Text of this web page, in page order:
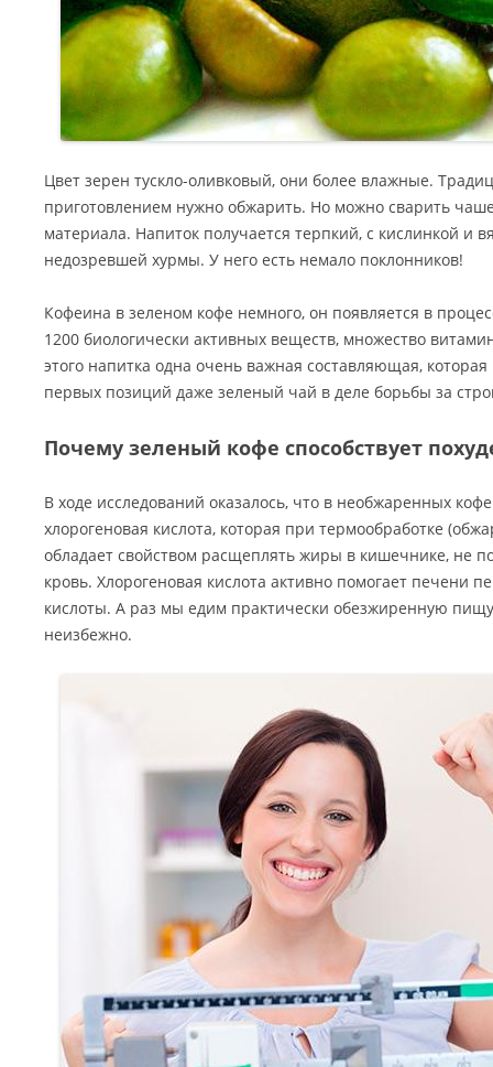
Цвет зерен тускло-оливковый, они более влажные.
приготовлением нужно обжарить. Но можно сварить
материала. Напиток получается терпкий, с кислинкой и
недозревшей хурмы. У него есть немало поклонников!
Кофеина в зеленом кофе немного, он появляется в
1200 биологически активных веществ, множество
этого напитка одна очень важная составляющая, которая
первых позиций даже зеленый чай в деле борьбы за
Почему зеленый кофе способствует
В ходе исследований оказалось, что в необжаренных
хлорогеновая кислота, которая при термообработке
обладает свойством расщеплять жиры в кишечнике, не
кровь. Хлорогеновая кислота активно помогает печени
кислоты. А раз мы едим практически обезжиренную
неизбежно.